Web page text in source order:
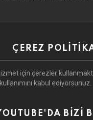
ÇEREZ
için çerezler
kabul ediyorsunuz.
BIZI